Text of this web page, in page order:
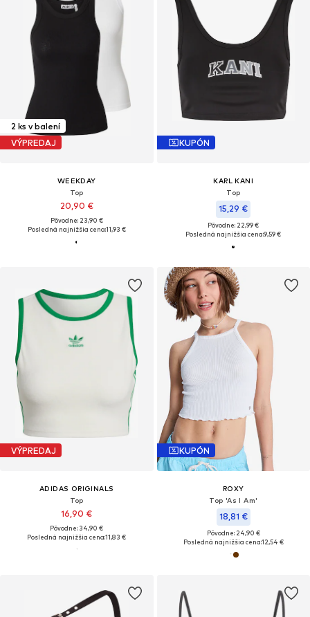
2 ks v balení
VÝPREDAJ
WEEKDAY
Top
20,90 €
Pôvodne: 23,90 €
Posledná najnižšia cena:11,93 €
KUPÓN
KARL KANI
Top
15,29 €
Pôvodne: 22,99 €
Posledná najnižšia cena:9,59 €
VÝPREDAJ
ADIDAS ORIGINALS
Top
16,90 €
Pôvodne: 34,90 €
Posledná najnižšia cena:11,83 €
KUPÓN
ROXY
Top 'As I Am'
18,81 €
Pôvodne: 24,90 €
Posledná najnižšia cena:12,54 €